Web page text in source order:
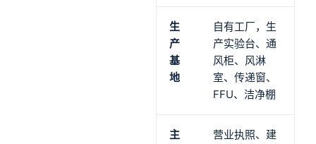
生
产
基
地
自有工厂，生
产实验台、通
风柜、风淋
室、传递窗、
FFU、洁净棚
主
营业执照、建